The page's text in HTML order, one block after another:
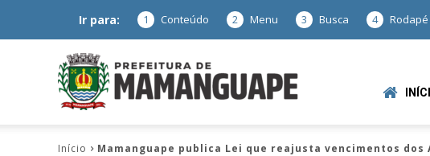
Ir para: 1 Conteúdo 2 Menu 3 Busca 4 Rodapé
Início Mamanguape publica Lei que reajusta vencimentos dos